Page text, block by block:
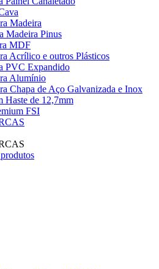
Madeira
Madeira Pinus
MDF
Acrílico e outros Plásticos
PVC Expandido
Alumínio
Chapa de Aço Galvanizada e Inox
Haste de 12,7mm
FSI